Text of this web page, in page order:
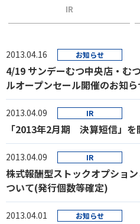
IR
2013.04.16 お知らせ
4/19 サンデーむつ中央店・む
ルオープンセール開催のお知ら
2013.04.09 IR
「2013年2月期 決算短信」を
2013.04.09 IR
株式報酬型ストックオプショ
ついて(発行個数等確定)
2013.04.01 お知らせ